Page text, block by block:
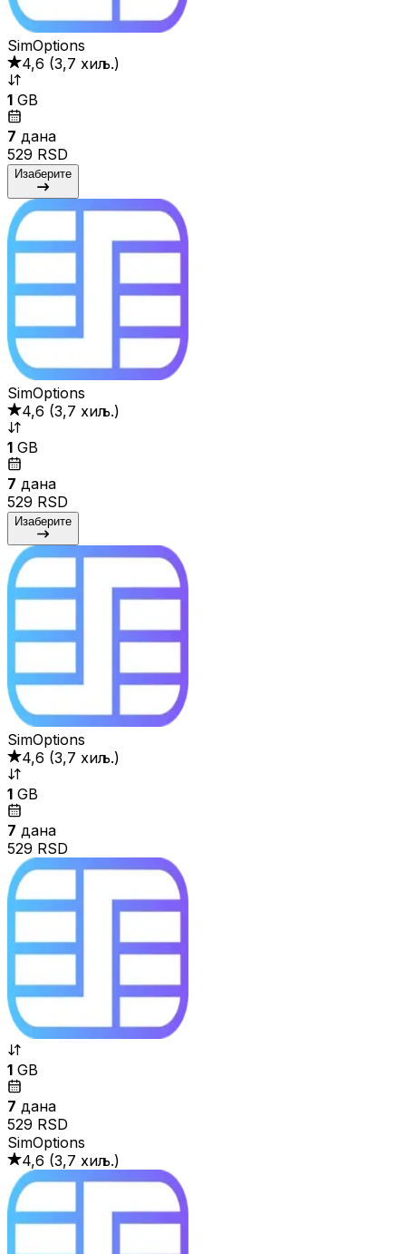
SimOptions
4,6 (3,7 хиљ.)
1 GB
7 дана
529 RSD
Изаберите
SimOptions
4,6 (3,7 хиљ.)
1 GB
7 дана
529 RSD
Изаберите
SimOptions
4,6 (3,7 хиљ.)
1 GB
7 дана
529 RSD
1 GB
7 дана
529 RSD
SimOptions
4,6 (3,7 хиљ.)